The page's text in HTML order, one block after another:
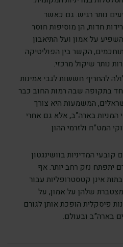
נותר רגיש. גם כאשר
חדות, הן מוסיפות חוסר
על אמון ועל התיאבון
הקשר בין הפוליטיקה
נותר שיקול מרכזי.
להחריף חששות לגבי אמינות
בתקופה שבה רמות החוב כבר
המשמעות היא צורך
המניות בארה”ב, אלא גם אחרי
המט”ח ולזרמי ההון
המדיניות בוושינגטון
יתפתח נזק רחב יותר. אף
אינן קטסטרופליות עבור
שלהן על אמון, על
פיסקלית הופכת אותן לגורם
בארה”ב ובעולם.